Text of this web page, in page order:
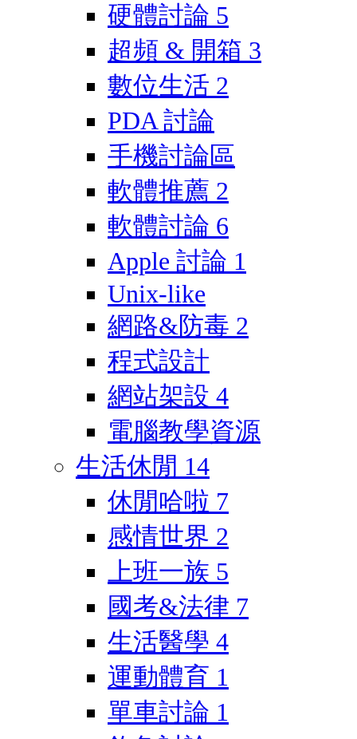
硬體討論 5
超頻 & 開箱 3
數位生活 2
PDA 討論
手機討論區
軟體推薦 2
軟體討論 6
Apple 討論 1
Unix-like
網路&防毒 2
程式設計
網站架設 4
電腦教學資源
生活休閒 14
休閒哈啦 7
感情世界 2
上班一族 5
國考&法律 7
生活醫學 4
運動體育 1
單車討論 1